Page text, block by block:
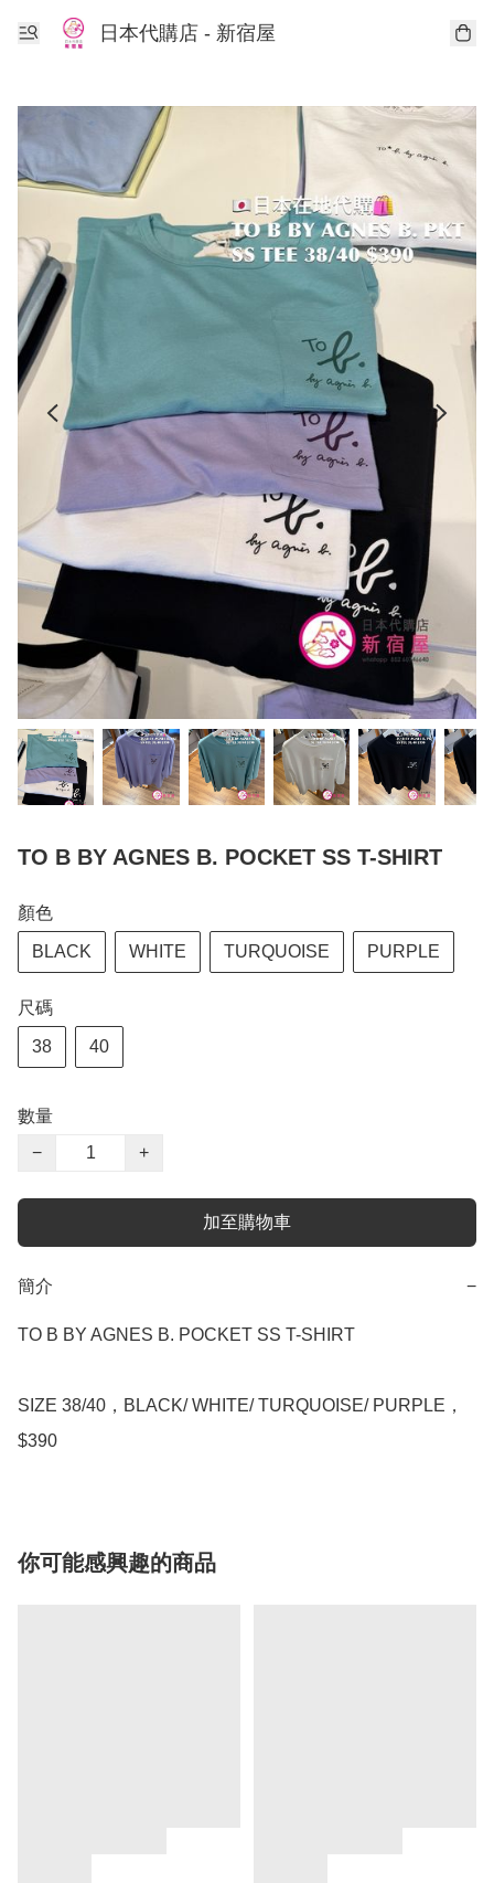
日本代購店 - 新宿屋
TO B BY AGNES B. POCKET SS T-SHIRT
顏色
BLACK WHITE TURQUOISE PURPLE
尺碼
38 40
數量
−
+
加至購物車
簡介 −
TO B BY AGNES B. POCKET SS T-SHIRT
SIZE 38/40，BLACK/ WHITE/ TURQUOISE/ PURPLE，
$390
你可能感興趣的商品